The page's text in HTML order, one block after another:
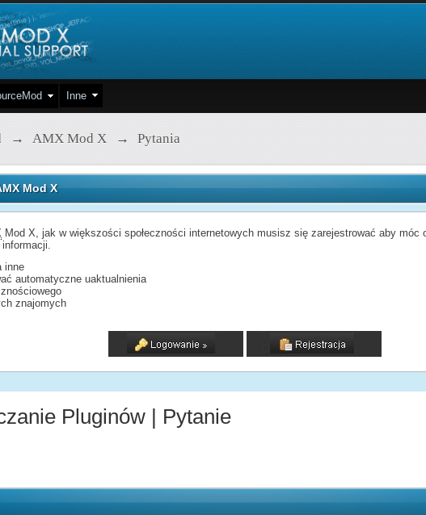
Inne
→ AMX Mod X → Pytania
Mod X
Mod X, jak w większości społeczności internetowych musisz się zarejestrować aby
inne
automatyczne uaktualnienia
znajomych
Pluginów | Pytanie